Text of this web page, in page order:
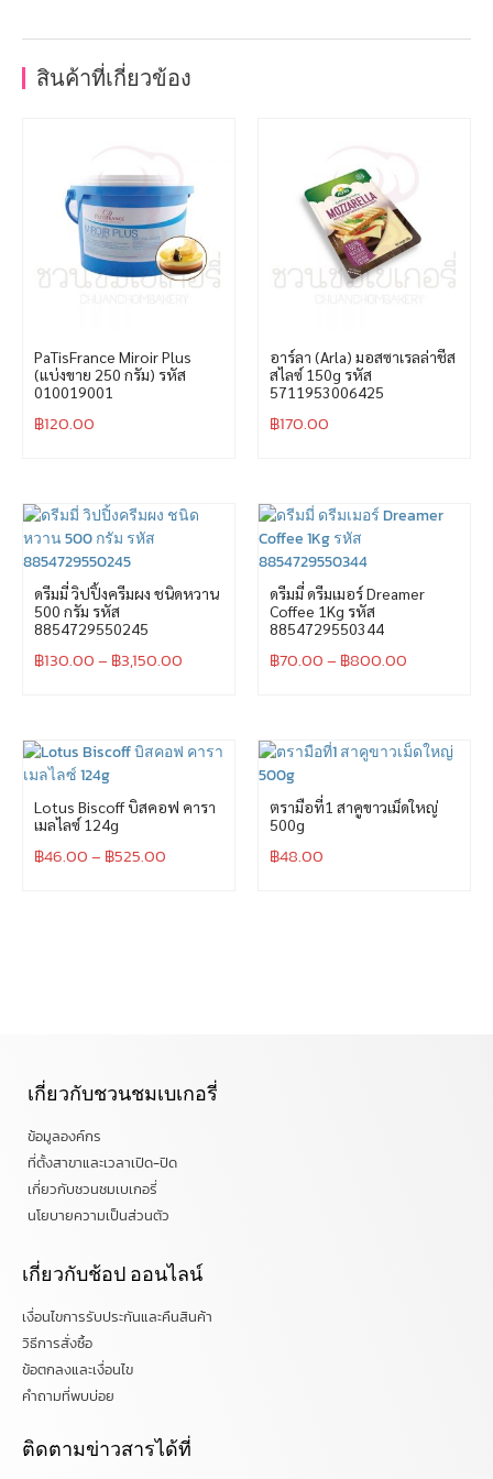
สินค้าที่เกี่ยวข้อง
PaTisFrance Miroir Plus
(แบ่งขาย 250 กรัม) รหัส
010019001
฿120.00
อาร์ลา (Arla) มอสซาเรลล่าชีส
สไลซ์ 150g รหัส
5711953006425
฿170.00
ดรีมมี่ วิปปิ้งครีมผง ชนิดหวาน
500 กรัม รหัส
8854729550245
฿130.00– ฿3,150.00
ดรีมมี่ ดรีมเมอร์ Dreamer
Coffee 1Kg รหัส
8854729550344
฿70.00– ฿800.00
Lotus Biscoff บิสคอฟ คารา
เมลไลซ์ 124g
฿46.00– ฿525.00
ตรามือที่1 สาคูขาวเม็ดใหญ่
500g
฿48.00
เกี่ยวกับชวนชมเบเกอรี่
ข้อมูลองค์กร
ที่ตั้งสาขาและเวลาเปิด-ปิด
เกี่ยวกับชวนชมเบเกอรี่
นโยบายความเป็นส่วนตัว
เกี่ยวกับช้อป ออนไลน์
เงื่อนไขการรับประกันและคืนสินค้า
วิธีการสั่งซื้อ
ข้อตกลงและเงื่อนไข
คำถามที่พบบ่อย
ติดตามข่าวสารได้ที่